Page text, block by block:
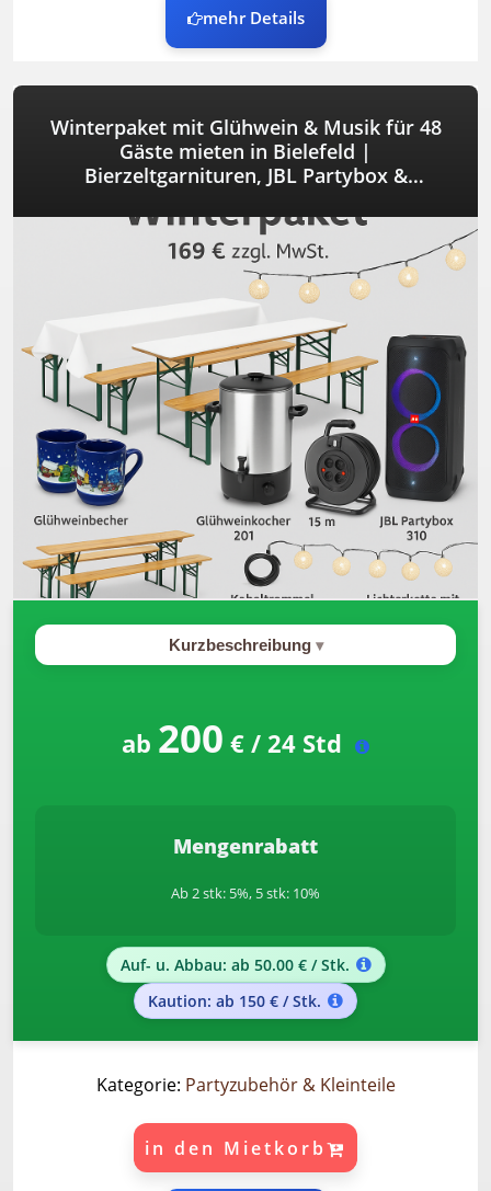
mehr Details
Winterpaket mit Glühwein & Musik für 48
Gäste mieten in Bielefeld |
Bierzeltgarnituren, JBL Partybox &
Kurzbeschreibung
ab 200 € / 24 Std
Mengenrabatt
Ab 2 stk: 5%, 5 stk: 10%
Auf- u. Abbau: ab 50.00 € / Stk.
Kaution: ab 150 € / Stk.
Kategorie: Partyzubehör & Kleinteile
in den Mietkorb